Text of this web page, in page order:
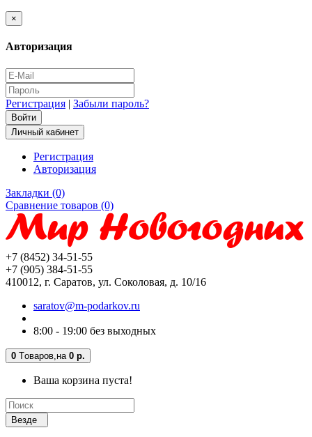
×
Авторизация
Регистрация | Забыли пароль?
Личный кабинет
Регистрация
Авторизация
Закладки (0)
Сравнение товаров (0)
+7 (8452) 34-51-55
+7 (905) 384-51-55
410012, г. Саратов, ул. Соколовая, д. 10/16
saratov@m-podarkov.ru
8:00 - 19:00 без выходных
0 Tоваров, на 0 р.
Ваша корзина пуста!
Везде